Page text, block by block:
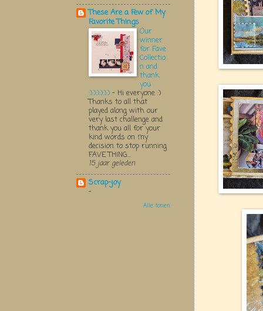
These Are a Few of My
Favorite Things
Our
winner
for Fave
Collectio
n and
thank
you
:):):):):):) - Hi everyone :)
Thanks to all that
played along with our
very last challenge and
thank you all for your
kind words on my
decision to stop running
FAVE THING...
15 jaar geleden
Scrap-joy
-
Alle tonen